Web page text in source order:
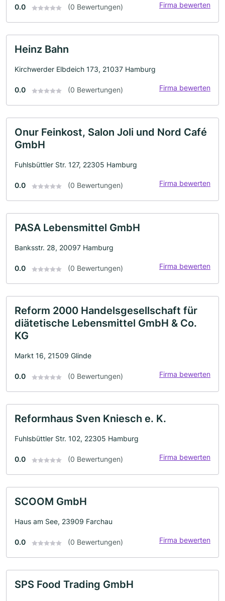
0.0 (0 Bewertungen) Firma bewerten
Heinz Bahn
Kirchwerder Elbdeich 173, 21037 Hamburg
0.0 (0 Bewertungen) Firma bewerten
Onur Feinkost, Salon Joli und Nord Café
GmbH
Fuhlsbüttler Str. 127, 22305 Hamburg
0.0 (0 Bewertungen) Firma bewerten
PASA Lebensmittel GmbH
Banksstr. 28, 20097 Hamburg
0.0 (0 Bewertungen) Firma bewerten
Reform 2000 Handelsgesellschaft für
diätetische Lebensmittel GmbH & Co.
KG
Markt 16, 21509 Glinde
0.0 (0 Bewertungen) Firma bewerten
Reformhaus Sven Kniesch e. K.
Fuhlsbüttler Str. 102, 22305 Hamburg
0.0 (0 Bewertungen) Firma bewerten
SCOOM GmbH
Haus am See, 23909 Farchau
0.0 (0 Bewertungen) Firma bewerten
SPS Food Trading GmbH